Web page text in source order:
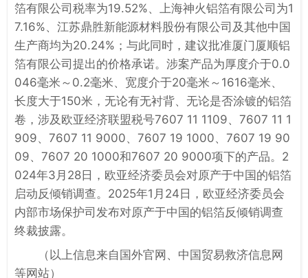
箔有限公司税率为19.52%、上海神火铝箔有限公司为1
7.16%、江苏鼎胜新能源材料股份有限公司及其他中国
生产商均为20.24%；与此同时，建议批准厦门厦顺铝
箔有限公司提出的价格承诺。涉案产品为厚度介于0.0
046毫米～0.2毫米、宽度介于20毫米～1616毫米、
长度大于150米，无论有无衬背、无论是否涂镀的铝箔
卷，涉及欧亚经济联盟税号7607 11 1109、7607 11 1
909、7607 11 9000、7607 19 1000、7607 19 90
09、7607 20 1000和7607 20 9000项下的产品。2
024年3月28日，欧亚经济委员会对原产于中国的铝箔
启动反倾销调查。2025年1月24日，欧亚经济委员会
内部市场保护司发布对原产于中国的铝箔反倾销调查
终裁披露。
（以上信息来自国外官网、中国贸易救济信息网
等网站）